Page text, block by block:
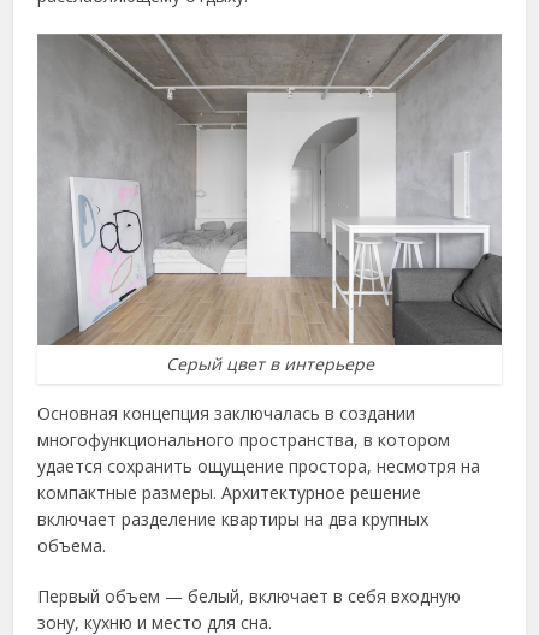
Серый цвет в интерьере
Основная концепция заключалась в создании
многофункционального пространства, в котором
удается сохранить ощущение простора, несмотря на
компактные размеры. Архитектурное решение
включает разделение квартиры на два крупных
объема.
Первый объем — белый, включает в себя входную
зону, кухню и место для сна.